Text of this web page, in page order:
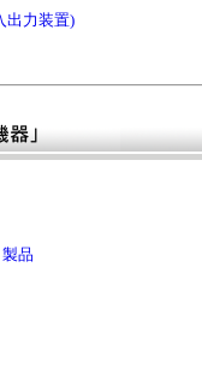
出力装置)
品